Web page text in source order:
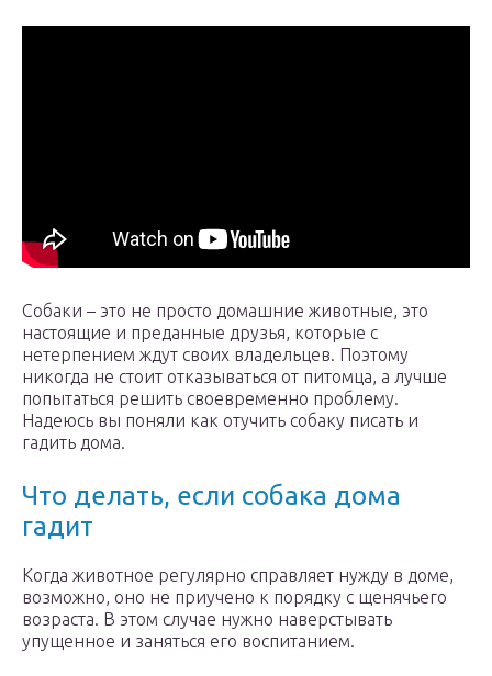
Собаки – это не просто домашние животные, это
настоящие и преданные друзья, которые с
нетерпением ждут своих владельцев. Поэтому
никогда не стоит отказываться от питомца, а лучше
попытаться решить своевременно проблему.
Надеюсь вы поняли как отучить собаку писать и
гадить дома.
Что делать, если собака дома
гадит
Когда животное регулярно справляет нужду в доме,
возможно, оно не приучено к порядку с щенячьего
возраста. В этом случае нужно наверстывать
упущенное и заняться его воспитанием.